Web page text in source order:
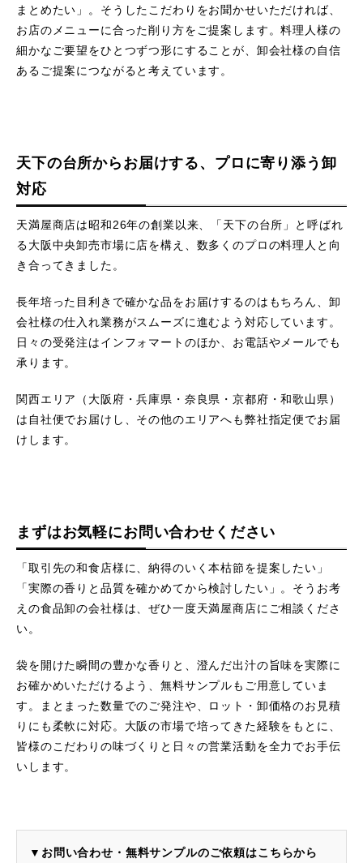
まとめたい」。そうしたこだわりをお聞かせいただければ、
お店のメニューに合った削り方をご提案します。料理人様の
細かなご要望をひとつずつ形にすることが、卸会社様の自信
あるご提案につながると考えています。
天下の台所からお届けする、プロに寄り添う卸
対応
天満屋商店は昭和26年の創業以来、「天下の台所」と呼ばれ
る大阪中央卸売市場に店を構え、数多くのプロの料理人と向
き合ってきました。
長年培った目利きで確かな品をお届けするのはもちろん、卸
会社様の仕入れ業務がスムーズに進むよう対応しています。
日々の受発注はインフォマートのほか、お電話やメールでも
承ります。
関西エリア（大阪府・兵庫県・奈良県・京都府・和歌山県）
は自社便でお届けし、その他のエリアへも弊社指定便でお届
けします。
まずはお気軽にお問い合わせください
「取引先の和食店様に、納得のいく本枯節を提案したい」
「実際の香りと品質を確かめてから検討したい」。そうお考
えの食品卸の会社様は、ぜひ一度天満屋商店にご相談くださ
い。
袋を開けた瞬間の豊かな香りと、澄んだ出汁の旨味を実際に
お確かめいただけるよう、無料サンプルもご用意していま
す。まとまった数量でのご発注や、ロット・卸価格のお見積
りにも柔軟に対応。大阪の市場で培ってきた経験をもとに、
皆様のこだわりの味づくりと日々の営業活動を全力でお手伝
いします。
▼お問い合わせ・無料サンプルのご依頼はこちらから